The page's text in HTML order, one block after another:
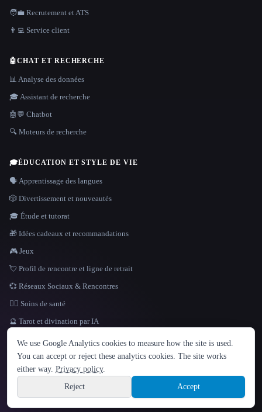
LANGUE
English español Français Русский 简体中文
Hindi
Sign up
🧑‍💼 Recrutement et ATS
👨‍💻 Service client
🤖CHAT ET RECHERCHE
📊 Analyse des données
🎓 Assistant de recherche
🤖💬 Chatbot
🔍 Moteurs de recherche
🎓ÉDUCATION ET STYLE DE VIE
🗣️ Apprentissage des langues
🎲 Divertissement et nouveautés
🎓 Étude et tutorat
🎁 Idées cadeaux et recommandations
🎮 Jeux
💘 Profil de rencontre et ligne de retrait
💞 Réseaux Sociaux & Rencontres
👩‍⚕️ Soins de santé
🔮 Tarot et divination par IA
Site information
© 2026 That AI Collection. Tous droits réservés.
Built with Metatron ★
build de3d624c
We use Google Analytics cookies to measure how the site is used.
You can accept or reject these analytics cookies. The site works
either way. Privacy policy.
Reject
Accept